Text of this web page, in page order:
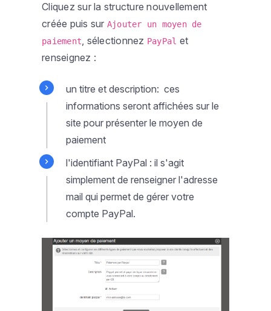
Cliquez sur la structure nouvellement
créée puis sur Ajouter un moyen de
paiement, sélectionnez PayPal et
renseignez :
un titre et description: ces
informations seront affichées sur le
site pour présenter le moyen de
paiement
l'identifiant PayPal : il s'agit
simplement de renseigner l'adresse
mail qui permet de gérer votre
compte PayPal.